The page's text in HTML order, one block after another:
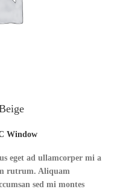
Window
eget ad ullamcorper mi a
rutrum. Aliquam
sed mi montes